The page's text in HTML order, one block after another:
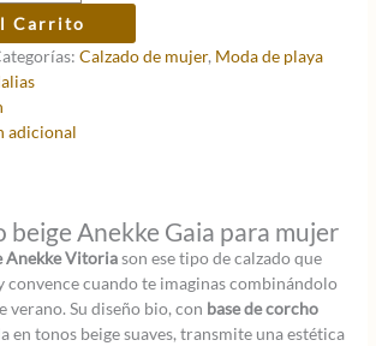
Carrito
Calzado de mujer, Moda de playa
adicional
beige Anekke Gaia para mujer
Anekke Vitoriason ese tipo de calzado que
convence cuando te imaginas combinándolo
verano. Su diseño bio, con base de corcho
en tonos beige suaves, transmite una estética